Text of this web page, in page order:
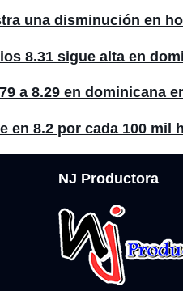
una disminución en
8.31 sigue alta en
a 8.29 en dominicana
en 8.2 por cada 100 mil
NJ Productora